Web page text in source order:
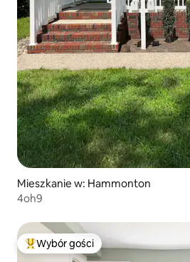
Mieszkanie w: Hammonton
4oh9
Najpopularniejsze z kategorii
Wybór gości